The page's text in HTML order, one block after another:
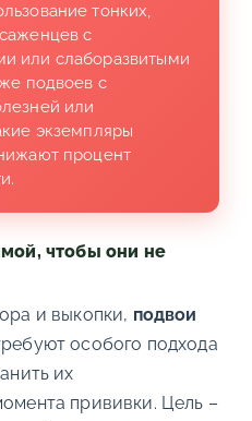
тонких,
с
или слаборазвитыми
подвоев с
или
экземпляры
процент
чтобы они не
и выкопки, подвои
особого подхода
их
прививки. Цель –